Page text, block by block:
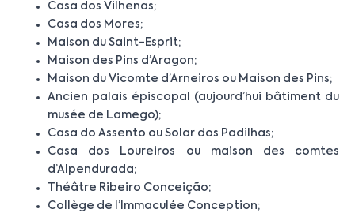
Casa dos Vilhenas;
Casa dos Mores;
Maison du Saint-Esprit;
Maison des Pins d’Aragon;
Maison du Vicomte d’Arneiros ou Maison des Pins;
Ancien palais épiscopal (aujourd’hui bâtiment du
musée de Lamego);
Casa do Assento ou Solar dos Padilhas;
Casa dos Loureiros ou maison des comtes
d’Alpendurada;
Théâtre Ribeiro Conceição;
Collège de l’Immaculée Conception;